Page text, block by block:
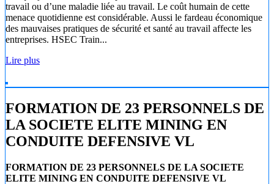
travail ou d’une maladie liée au travail. Le coût humain de cette
menace quotidienne est considérable. Aussi le fardeau économique
des mauvaises pratiques de sécurité et santé au travail affecte les
entreprises. HSEC Train...
Lire plus
FORMATION DE 23 PERSONNELS DE
LA SOCIETE ELITE MINING EN
CONDUITE DEFENSIVE VL
FORMATION DE 23 PERSONNELS DE LA SOCIETE
ELITE MINING EN CONDUITE DEFENSIVE VL